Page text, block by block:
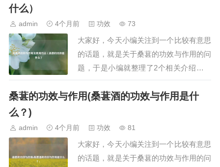
什么）
admin 4个月前 功效 73
大家好，今天小编关注到一个比较有意思
的话题，就是关于桑葚的功效与作用的问
题，于是小编就整理了2个相关介绍桑葚
的功效与作用的解答，让我们一起看看
吧。文章目录：桑葚的功效与作用及食用
作用及食用方法桑葚的功效与作用主要包
化、防癌抗癌、…
桑葚的功效与作用(桑葚酒的功效与作用是什
么？)
admin 4个月前 功效 81
大家好，今天小编关注到一个比较有意思
的话题，就是关于桑葚的功效与作用的问